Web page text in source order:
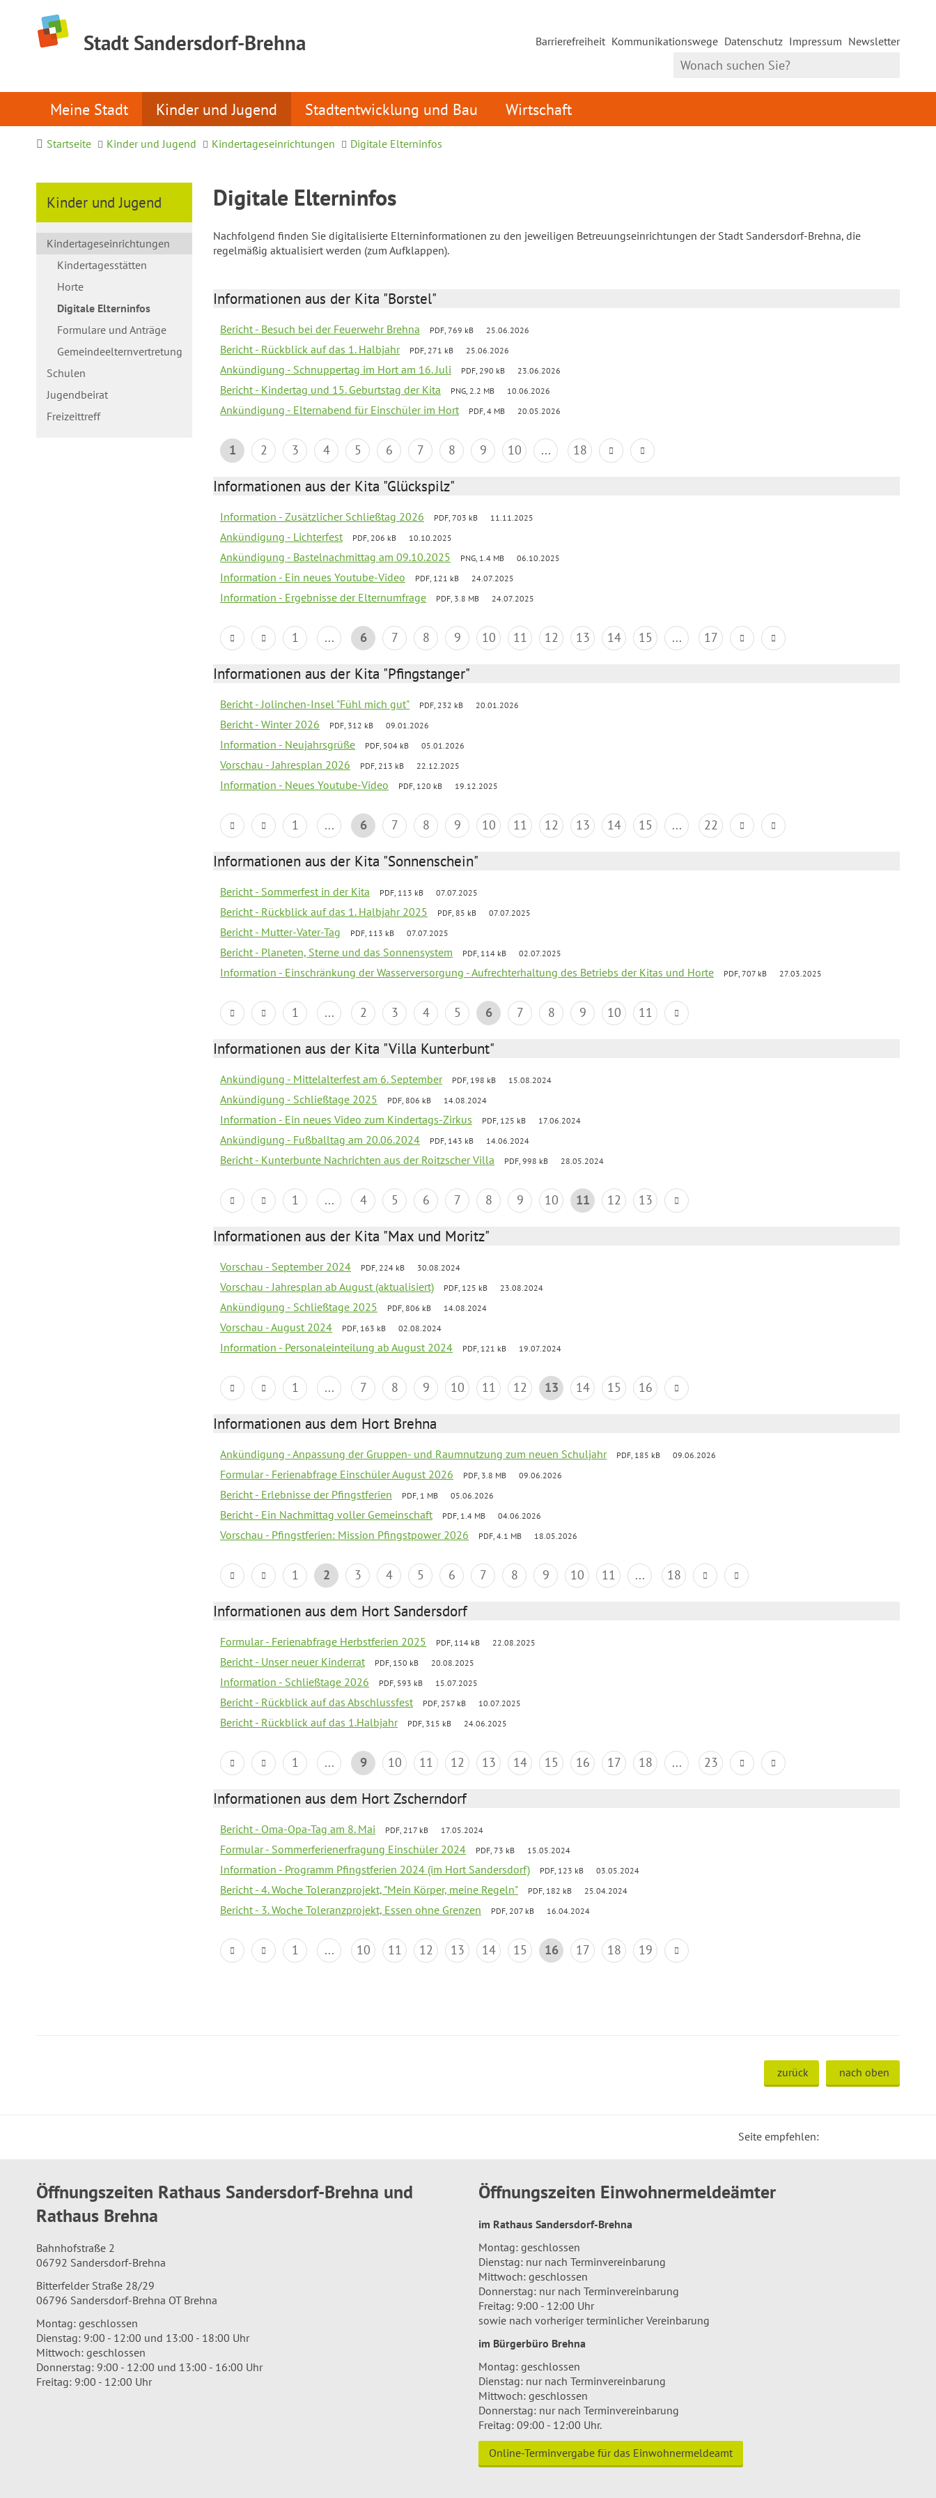
Stadt Sandersdorf-Brehna Barrierefreiheit Kommunikationswege Datenschutz Impressum Newsletter
Meine Stadt Kinder und Jugend Stadtentwicklung und Bau Wirtschaft
Startseite Kinder und Jugend Kindertageseinrichtungen Digitale Elterninfos
Kinder und Jugend
Kindertageseinrichtungen
Kindertagesstätten
Horte
Digitale Elterninfos
Formulare und Anträge
Gemeindeelternvertretung
Schulen
Jugendbeirat
Freizeittreff
Digitale Elterninfos
Nachfolgend finden Sie digitalisierte Elterninformationen zu den jeweiligen Betreuungseinrichtungen der Stadt Sandersdorf-Brehna, die
regelmäßig aktualisiert werden (zum Aufklappen).
Informationen aus der Kita "Borstel"
Bericht - Besuch bei der Feuerwehr Brehna PDF, 769 kB 25.06.2026
Bericht - Rückblick auf das 1. Halbjahr PDF, 271 kB 25.06.2026
Ankündigung - Schnuppertag im Hort am 16. Juli PDF, 290 kB 23.06.2026
Bericht - Kindertag und 15. Geburtstag der Kita PNG, 2.2 MB 10.06.2026
Ankündigung - Elternabend für Einschüler im Hort PDF, 4 MB 20.05.2026
1 2 3 4 5 6 7 8 9 10 ... 18
Informationen aus der Kita "Glückspilz"
Information - Zusätzlicher Schließtag 2026 PDF, 703 kB 11.11.2025
Ankündigung - Lichterfest PDF, 206 kB 10.10.2025
Ankündigung - Bastelnachmittag am 09.10.2025 PNG, 1.4 MB 06.10.2025
Information - Ein neues Youtube-Video PDF, 121 kB 24.07.2025
Information - Ergebnisse der Elternumfrage PDF, 3.8 MB 24.07.2025
1 ... 6 7 8 9 10 11 12 13 14 15 ... 17
Informationen aus der Kita "Pfingstanger"
Bericht - Jolinchen-Insel "Fühl mich gut" PDF, 232 kB 20.01.2026
Bericht - Winter 2026 PDF, 312 kB 09.01.2026
Information - Neujahrsgrüße PDF, 504 kB 05.01.2026
Vorschau - Jahresplan 2026 PDF, 213 kB 22.12.2025
Information - Neues Youtube-Video PDF, 120 kB 19.12.2025
1 ... 6 7 8 9 10 11 12 13 14 15 ... 22
Informationen aus der Kita "Sonnenschein"
Bericht - Sommerfest in der Kita PDF, 113 kB 07.07.2025
Bericht - Rückblick auf das 1. Halbjahr 2025 PDF, 85 kB 07.07.2025
Bericht - Mutter-Vater-Tag PDF, 113 kB 07.07.2025
Bericht - Planeten, Sterne und das Sonnensystem PDF, 114 kB 02.07.2025
Information - Einschränkung der Wasserversorgung - Aufrechterhaltung des Betriebs der Kitas und Horte PDF, 707 kB 27.03.2025
1 ... 2 3 4 5 6 7 8 9 10 11
Informationen aus der Kita "Villa Kunterbunt"
Ankündigung - Mittelalterfest am 6. September PDF, 198 kB 15.08.2024
Ankündigung - Schließtage 2025 PDF, 806 kB 14.08.2024
Information - Ein neues Video zum Kindertags-Zirkus PDF, 125 kB 17.06.2024
Ankündigung - Fußballtag am 20.06.2024 PDF, 143 kB 14.06.2024
Bericht - Kunterbunte Nachrichten aus der Roitzscher Villa PDF, 998 kB 28.05.2024
1 ... 4 5 6 7 8 9 10 11 12 13
Informationen aus der Kita "Max und Moritz"
Vorschau - September 2024 PDF, 224 kB 30.08.2024
Vorschau - Jahresplan ab August (aktualisiert) PDF, 125 kB 23.08.2024
Ankündigung - Schließtage 2025 PDF, 806 kB 14.08.2024
Vorschau - August 2024 PDF, 163 kB 02.08.2024
Information - Personaleinteilung ab August 2024 PDF, 121 kB 19.07.2024
1 ... 7 8 9 10 11 12 13 14 15 16
Informationen aus dem Hort Brehna
Ankündigung - Anpassung der Gruppen- und Raumnutzung zum neuen Schuljahr PDF, 185 kB 09.06.2026
Formular - Ferienabfrage Einschüler August 2026 PDF, 3.8 MB 09.06.2026
Bericht - Erlebnisse der Pfingstferien PDF, 1 MB 05.06.2026
Bericht - Ein Nachmittag voller Gemeinschaft PDF, 1.4 MB 04.06.2026
Vorschau - Pfingstferien: Mission Pfingstpower 2026 PDF, 4.1 MB 18.05.2026
1 2 3 4 5 6 7 8 9 10 11 ... 18
Informationen aus dem Hort Sandersdorf
Formular - Ferienabfrage Herbstferien 2025 PDF, 114 kB 22.08.2025
Bericht - Unser neuer Kinderrat PDF, 150 kB 20.08.2025
Information - Schließtage 2026 PDF, 593 kB 15.07.2025
Bericht - Rückblick auf das Abschlussfest PDF, 257 kB 10.07.2025
Bericht - Rückblick auf das 1.Halbjahr PDF, 315 kB 24.06.2025
1 ... 9 10 11 12 13 14 15 16 17 18 ... 23
Informationen aus dem Hort Zscherndorf
Bericht - Oma-Opa-Tag am 8. Mai PDF, 217 kB 17.05.2024
Formular - Sommerferienerfragung Einschüler 2024 PDF, 73 kB 15.05.2024
Information - Programm Pfingstferien 2024 (im Hort Sandersdorf) PDF, 123 kB 03.05.2024
Bericht - 4. Woche Toleranzprojekt, "Mein Körper, meine Regeln" PDF, 182 kB 25.04.2024
Bericht - 3. Woche Toleranzprojekt, Essen ohne Grenzen PDF, 207 kB 16.04.2024
1 ... 10 11 12 13 14 15 16 17 18 19
zurück nach oben
Seite empfehlen:
Öffnungszeiten Rathaus Sandersdorf-Brehna und
Rathaus Brehna
Bahnhofstraße 2
06792 Sandersdorf-Brehna
Bitterfelder Straße 28/29
06796 Sandersdorf-Brehna OT Brehna
Montag: geschlossen
Dienstag: 9:00 - 12:00 und 13:00 - 18:00 Uhr
Mittwoch: geschlossen
Donnerstag: 9:00 - 12:00 und 13:00 - 16:00 Uhr
Freitag: 9:00 - 12:00 Uhr
Öffnungszeiten Einwohnermeldeämter
im Rathaus Sandersdorf-Brehna
Montag: geschlossen
Dienstag: nur nach Terminvereinbarung
Mittwoch: geschlossen
Donnerstag: nur nach Terminvereinbarung
Freitag: 9:00 - 12:00 Uhr
sowie nach vorheriger terminlicher Vereinbarung
im Bürgerbüro Brehna
Montag: geschlossen
Dienstag: nur nach Terminvereinbarung
Mittwoch: geschlossen
Donnerstag: nur nach Terminvereinbarung
Freitag: 09:00 - 12:00 Uhr.
Online-Terminvergabe für das Einwohnermeldeamt